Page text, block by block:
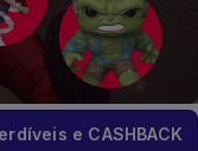
e CASHBACK